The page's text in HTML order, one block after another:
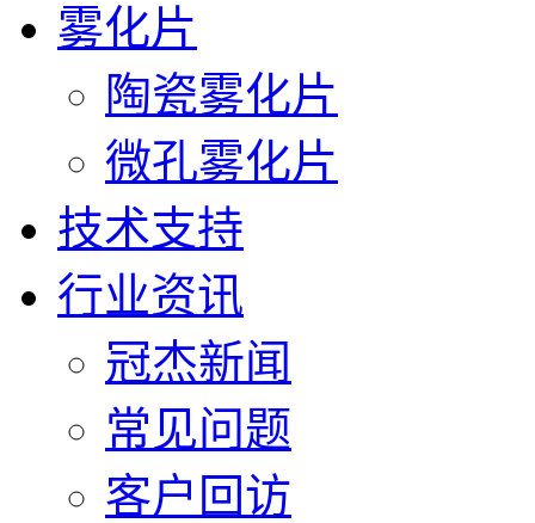
雾化片
陶瓷雾化片
微孔雾化片
技术支持
行业资讯
冠杰新闻
常见问题
客户回访